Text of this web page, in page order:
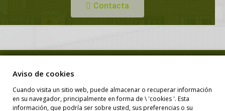
Contacta
Diseño Web
Aviso de cookies
Cuando visita un sitio web, puede almacenar o recuperar información
en su navegador, principalmente en forma de \ 'cookies '. Esta
información, que podría ser sobre usted, sus preferencias o su